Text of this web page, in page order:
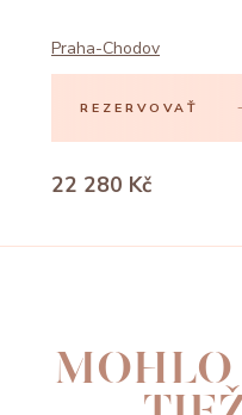
Praha-Chodov
REZERVOVAŤ
22 280 Kč
MOHLO